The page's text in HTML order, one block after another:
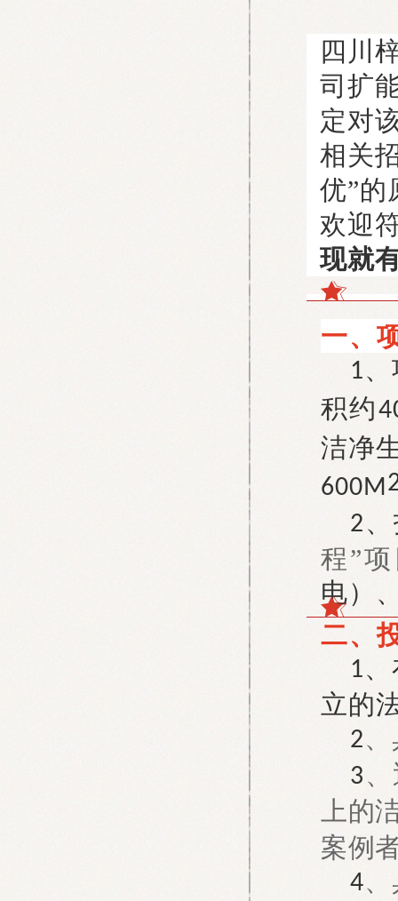
四川
司扩
定对
相关
优”的
欢迎
现就
一、
1
积约
洁净
600M
2
程”
电）
二、
1
立的
2
3
上的
案例
4